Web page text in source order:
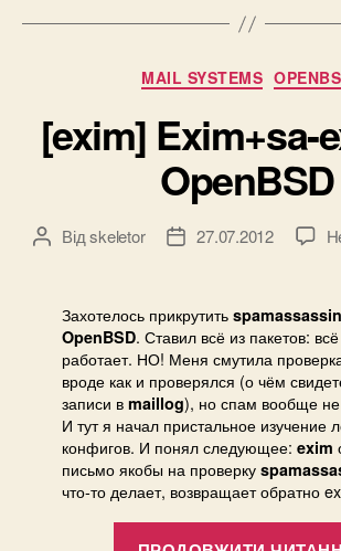
Категорії
MAIL SYSTEMS
[exim] Exim+sa-
OpenBSD
Автор
Відskeletor
Дата27.07.2012
Захотелось прикрутить spamassassin
OpenBSD. Ставил всё из пакетов:
работает. НО! Меня смутила
вроде как и проверялся (о чём
записи в maillog), но спам вообще не
И тут я начал пристальное изучение
конфигов. И понял следующее: exim
письмо якобы на проверку
что-то делает, возвращает обратно